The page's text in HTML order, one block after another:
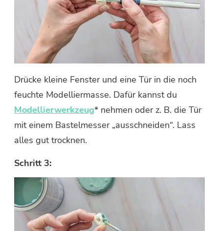
Drücke kleine Fenster und eine Tür in die noch
feuchte Modelliermasse. Dafür kannst du
Modellierwerkzeug* nehmen oder z. B. die Tür
mit einem Bastelmesser „ausschneiden“. Lass
alles gut trocknen.
Schritt 3: